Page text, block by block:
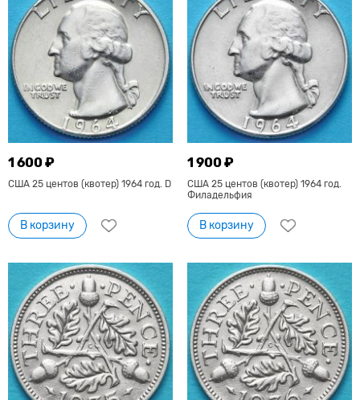
1 600 ₽
США 25 центов (квотер) 1964 год. D
В корзину
1 900 ₽
США 25 центов (квотер) 1964 год.
Филадельфия
В корзину